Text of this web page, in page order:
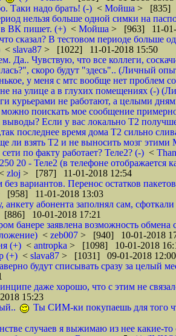
Таки надо брать! (-) < Мойша > [835]
нельзя больше одной симки на
ВК пишет. (+) < Мойша > [963] 11-01-
сказал? В тестовом периоде больше
< slava87 > [1022] 11-01-2018 15:50
Да.. Чувствую, что все коллеги,
скоро будут "здесь".. (Личный
у меня с мтс вообще нет проблем
на улице а в глухих помещениях (-)
курьерами не работают, а целыми
поискать мое сообщение
выводы? Если у вас локально Т2
последнее время дома Т2 сильно
ли взять Т2 и не выносить мозг
по факту работает? Теле2? (-) <
20 - Теле2 (в телефоне отображается
< zloj > [787] 11-01-2018 12:54
вариантов. Перенос остатков
[958] 11-01-2018 13:03
анкету абонента заполнял сам,
10-01-2018 17:21
банере заявлена возможность
< zeb007 > [940] 10-01-2018
(+) < antropka > [1098] 10-01-2018
(+) < slava87 > [1031] 09-01-2018 12:00
будут списывать сразу за целый
даже хорошо, что с этим не
15:23
Ты СИМ-ки покупаешь для того
случаев я выжимаю из нее какие-то